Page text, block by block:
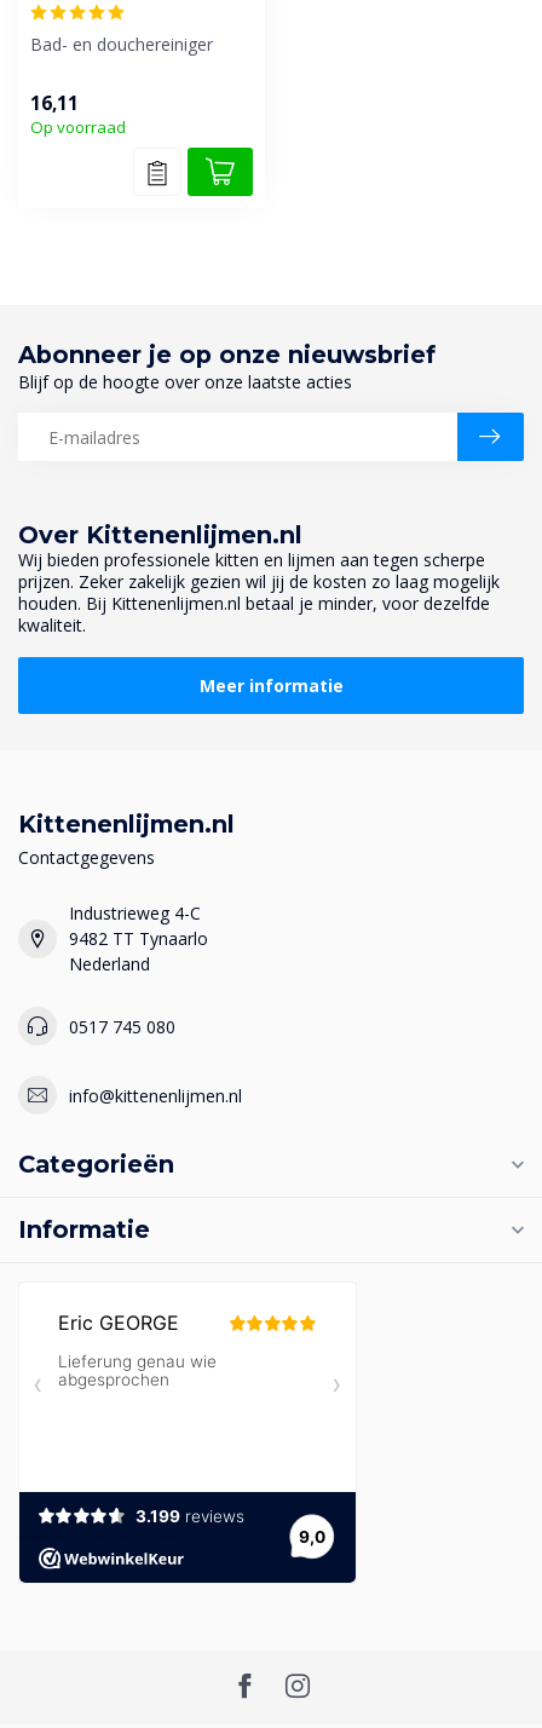
Bad- en douchereiniger
16,11
Op voorraad
Over Kittenenlijmen.nl
Wij bieden professionele kitten en lijmen aan tegen scherpe
prijzen. Zeker zakelijk gezien wil jij de kosten zo laag mogelijk
houden. Bij Kittenenlijmen.nl betaal je minder, voor dezelfde
kwaliteit.
Meer informatie
Abonneer je op onze nieuwsbrief
Blijf op de hoogte over onze laatste acties
Kittenenlijmen.nl
Contactgegevens
Industrieweg 4-C
9482 TT Tynaarlo
Nederland
0517 745 080
info@kittenenlijmen.nl
Categorieën
Informatie